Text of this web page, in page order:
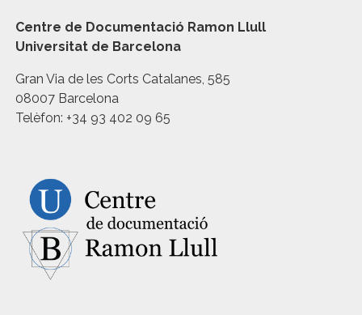
Centre de Documentació Ramon Llull
Universitat de Barcelona
Gran Via de les Corts Catalanes, 585
08007 Barcelona
Telèfon: +34 93 402 09 65